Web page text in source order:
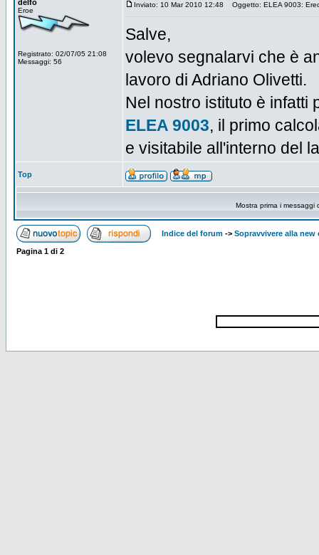
delfo
Eroe
Registrato: 02/07/05 21:08
Messaggi: 56
Inviato: 10 Mar 2010 12:48 Oggetto: ELEA 9003:
Salve,
volevo segnalarvi che è
lavoro di Adriano Olivetti.
Nel nostro istituto è infatti
ELEA 9003, il primo
e visitabile all'interno del
Top
Mostra prima i messaggi
Indice del forum -> Sopravvivere alla new
Pagina 1 di 2